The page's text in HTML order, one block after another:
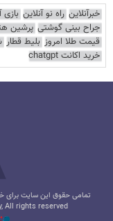
خبرآنلاین راه نو آنلاین بازی
جراح بینی گوشتی پرشین
قیمت طلا امروز بلیط قطار
خرید اکانت chatgpt
تمامی حقوق این سایت برای
All rights reserved